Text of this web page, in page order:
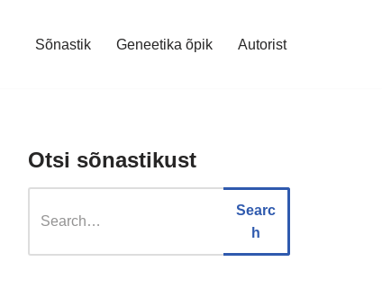
Sõnastik Geneetika õpik Autorist
Otsi sõnastikust
Searc
h